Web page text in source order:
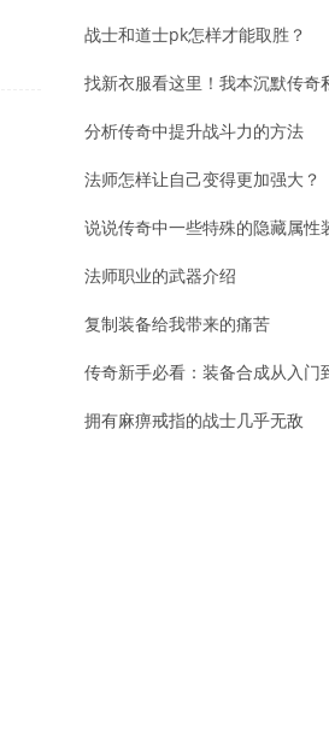
战士和道士pk怎样才能取胜？
找新衣服看这里！我本沉默传奇
分析传奇中提升战斗力的方法
法师怎样让自己变得更加强大？
说说传奇中一些特殊的隐藏属性
法师职业的武器介绍
复制装备给我带来的痛苦
传奇新手必看：装备合成从入门
拥有麻痹戒指的战士几乎无敌